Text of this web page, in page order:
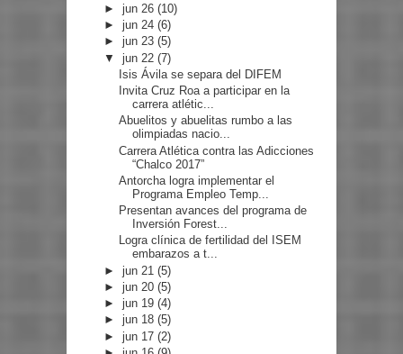
►jun 26(10)
►jun 24(6)
►jun 23(5)
▼jun 22(7)
Isis Ávila se separa del DIFEM
Invita Cruz Roa a participar en la
carrera atlétic...
Abuelitos y abuelitas rumbo a las
olimpiadas nacio...
Carrera Atlética contra las Adicciones
“Chalco 2017”
Antorcha logra implementar el
Programa Empleo Temp...
Presentan avances del programa de
Inversión Forest...
Logra clínica de fertilidad del ISEM
embarazos a t...
►jun 21(5)
►jun 20(5)
►jun 19(4)
►jun 18(5)
►jun 17(2)